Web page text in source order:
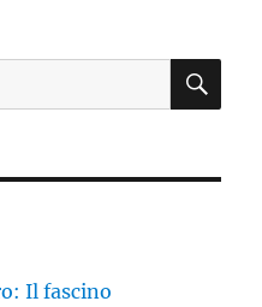
Il fascino